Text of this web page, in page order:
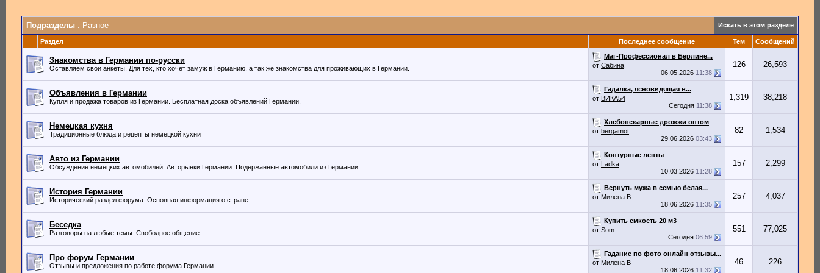
Подразделы : Разное Искать в этом разделе
Раздел Последнее сообщение Тем Сообщений
Знакомства в Германии по-русски
Оставляем свои анкеты. Для тех, кто хочет замуж в Германию, а так же знакомства для проживающих в Германии.
Маг-Профессионал в Берлине...
от Сабина
06.05.2026 11:38
126 26,593
Объявления в Германии
Купля и продажа товаров из Германии. Бесплатная доска объявлений Германии.
Гадалка, ясновидящая в...
от ВИКА54
Сегодня 11:38
1,319 38,218
Немецкая кухня
Традиционные блюда и рецепты немецкой кухни
Хлебопекарные дрожжи оптом
от bergamot
29.06.2026 03:43
82 1,534
Авто из Германии
Обсуждение немецких автомобилей. Авторынки Германии. Подержанные автомобили из Германии.
Контурные ленты
от Ladka
10.03.2026 11:28
157 2,299
История Германии
Исторический раздел форума. Основная информация о стране.
Вернуть мужа в семью белая...
от Милена В
18.06.2026 11:35
257 4,037
Беседка
Разговоры на любые темы. Свободное общение.
Купить емкость 20 м3
от Som
Сегодня 06:59
551 77,025
Про форум Германии
Отзывы и предложения по работе форума Германии
Гадание по фото онлайн отзывы...
от Милена В
18.06.2026 11:32
46 226